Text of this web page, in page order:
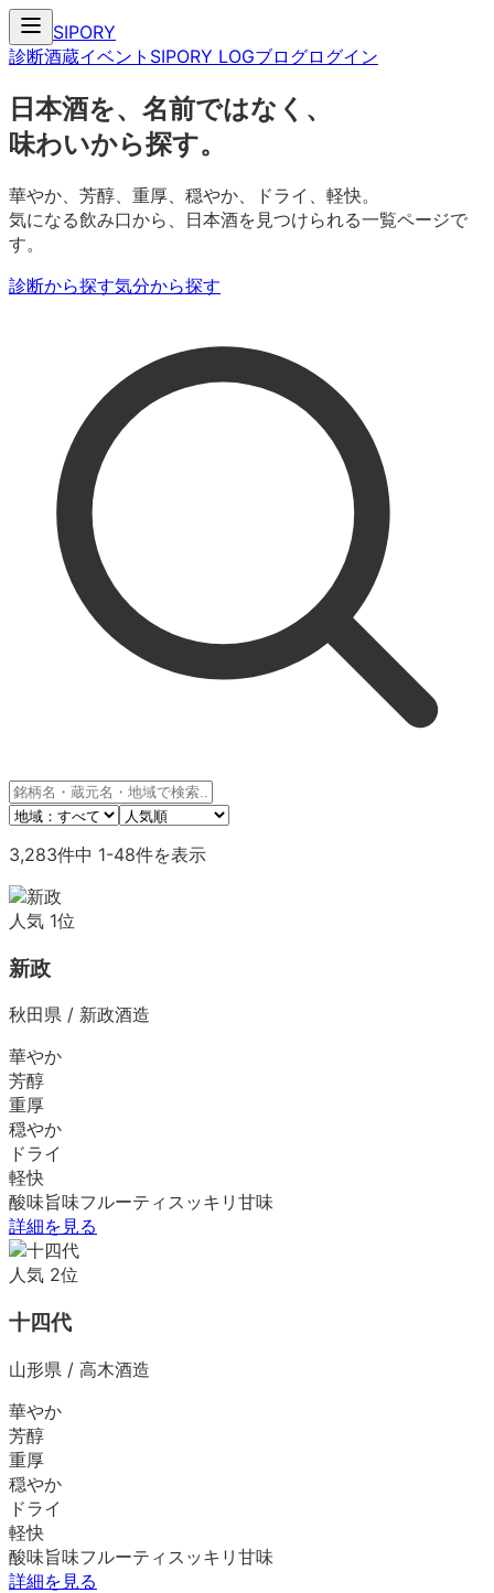
SIPORY
診断酒蔵イベント SIPORY LOGブログログイン
日本酒を、名前ではなく、
味わいから探す。
華やか、芳醇、重厚、穏やか、ドライ、軽快。
気になる飲み口から、日本酒を見つけられる一覧ページで
す。
診断から探す気分から探す
3,283件中 1-48件を表示
人気 1位
新政
秋田県 / 新政酒造
華やか
芳醇
重厚
穏やか
ドライ
軽快
酸味旨味フルーティ スッキリ 甘味
詳細を見る
人気 2位
十四代
山形県 / 高木酒造
華やか
芳醇
重厚
穏やか
ドライ
軽快
酸味旨味フルーティ スッキリ 甘味
詳細を見る